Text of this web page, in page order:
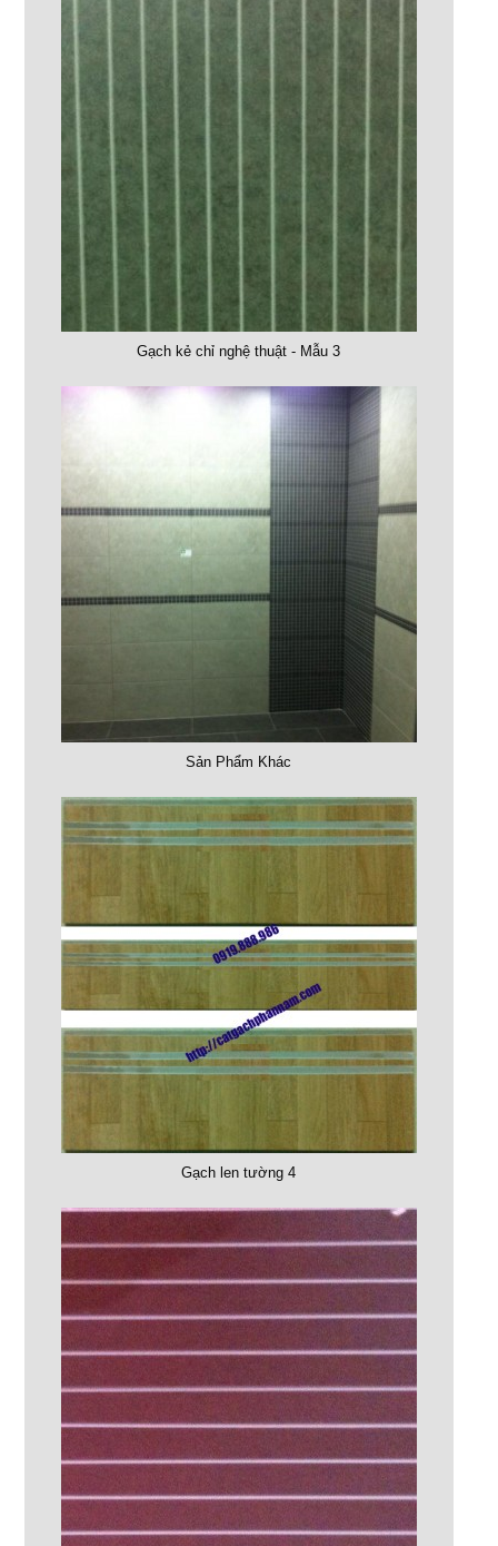
Gạch kẻ chỉ nghệ thuật - Mẫu 3
Sản Phẩm Khác
Gạch len tường 4